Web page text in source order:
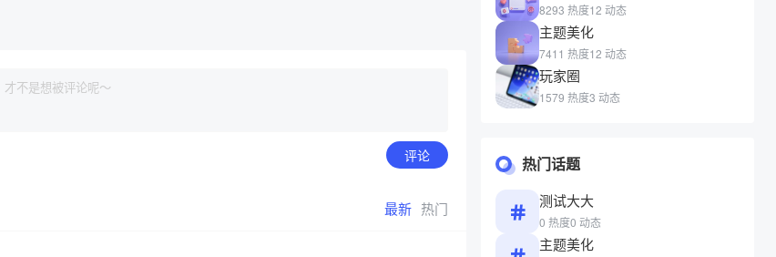
评论
最新 热门
8293 热度12 动态
主题美化
7411 热度12 动态
玩家圈
1579 热度3 动态
热门话题
测试大大
0 热度0 动态
主题美化